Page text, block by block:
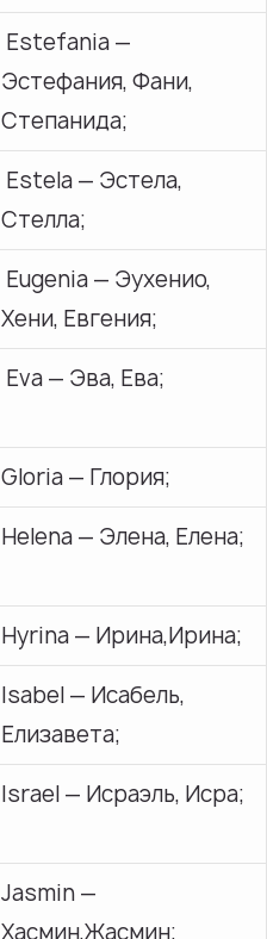
Estefania —
Эстефания, Фани,
Степанида;
Estela — Эстела,
Стелла;
Eugenia — Эухениo,
Хени, Евгения;
Eva — Эва, Ева;
Gloria — Глория;
Helena — Элена, Елена;
Hyrina — Ирина,Ирина;
Isabel — Исабель,
Елизавета;
Israel — Исраэль, Исра;
Jasmin —
Хасмин,Жасмин;